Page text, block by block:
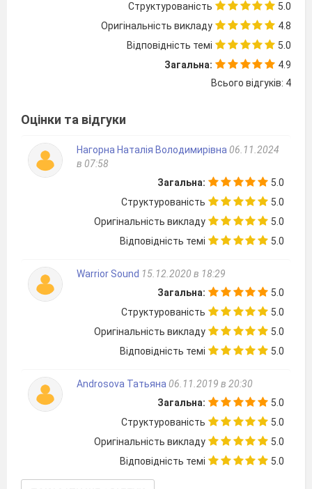
тексти роману «Місто»,
критичні матеріали, презентація до роману,
виставка літератури (Оноре де Бальзак «Батько
Горіо», Гі де Мопассан «Любий друг», М.
Семенко «Твори» та ін.), фото сучасного
Києва, електронний словник Лінгво,
Учні повинні знати:
суть понять«маргінальність»
«маргінальний»
оцінку роману відомими
літературознавцями та критиками;
розуміти вплив цивілізаційних процесів
на людину.
Учні повинні вміти:
визначати його тему;
доводити думки, аргументуючи
прикладами з тексту;
працювати з науковими та критичними
джерелами, давати власну оцінку твору;
проводити міжпредметні звʼязки.
Не ненавидіти треба місто,
а здобути.
В.Підмогильний «Місто» (Степан
Радченко
І.Мотивація навчальної діяльності.
Структурованість
5.0
Оригінальність викладу
4.8
Відповідність темі
5.0
Загальна:
4.9
Всього відгуків: 4
Оцінки та відгуки
Нагорна Наталія Володимирівна 06.11.2024
в 07:58
Загальна:
5.0
Структурованість
5.0
Оригінальність викладу
5.0
Відповідність темі
5.0
Warrior Sound 15.12.2020 в 18:29
Загальна:
5.0
Структурованість
5.0
Оригінальність викладу
5.0
Відповідність темі
5.0
Androsova Татьяна 06.11.2019 в 20:30
Загальна:
5.0
Структурованість
5.0
Оригінальність викладу
5.0
Відповідність темі
5.0